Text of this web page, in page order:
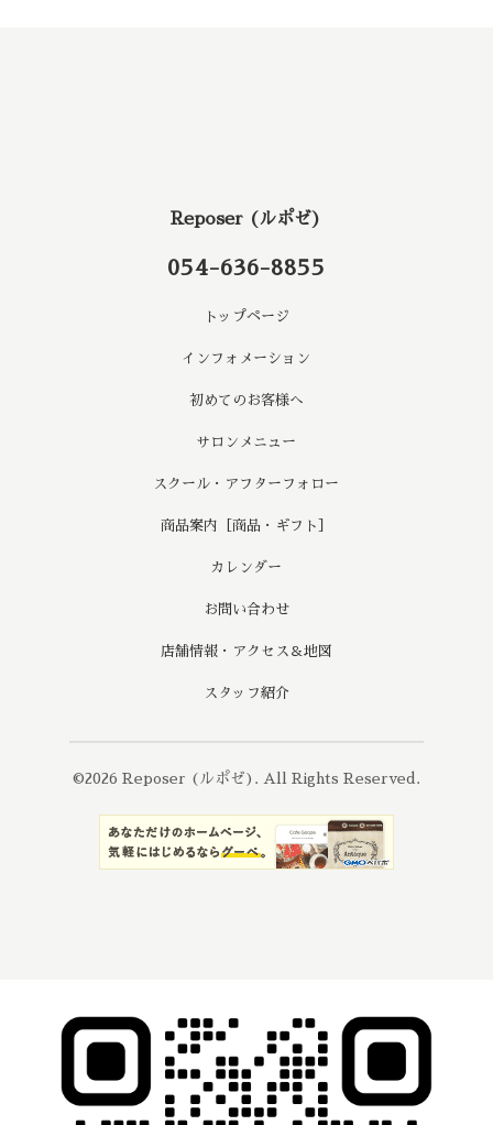
Reposer (ルポゼ)
054-636-8855
トップページ
インフォメーション
初めてのお客様へ
サロンメニュー
スクール・アフターフォロー
商品案内［商品・ギフト］
カレンダー
お問い合わせ
店舗情報・アクセス＆地図
スタッフ紹介
©2026 Reposer (ルポゼ) . All Rights Reserved.